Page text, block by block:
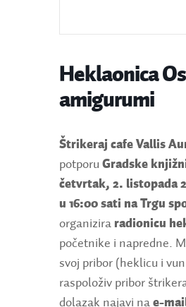
Heklaonica
amigurumi
Štrikeraj cafe Vallis
potporu Gradske
četvrtak, 2. listopada
u 16:00 sati na Trgu
organizira radionicu
početnike i napredne.
svoj pribor (heklicu i
raspoloživ pribor
dolazak najavi na e-